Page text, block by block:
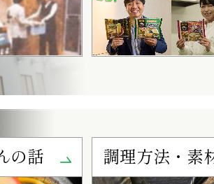
の話 調理方法・素